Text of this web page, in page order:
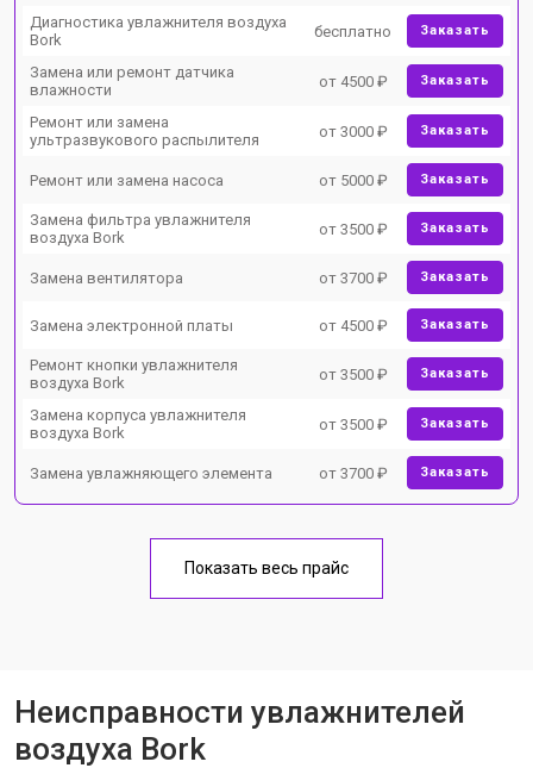
Диагностика увлажнителя воздуха
Bork
бесплатно Заказать
Замена или ремонт датчика
влажности
от 4500 ₽ Заказать
Ремонт или замена
ультразвукового распылителя
от 3000 ₽ Заказать
Ремонт или замена насоса от 5000 ₽ Заказать
Замена фильтра увлажнителя
воздуха Bork
от 3500 ₽ Заказать
Замена вентилятора от 3700 ₽ Заказать
Замена электронной платы от 4500 ₽ Заказать
Ремонт кнопки увлажнителя
воздуха Bork
от 3500 ₽ Заказать
Замена корпуса увлажнителя
воздуха Bork
от 3500 ₽ Заказать
Замена увлажняющего элемента от 3700 ₽ Заказать
Показать весь прайс
Неисправности увлажнителей
воздуха Bork